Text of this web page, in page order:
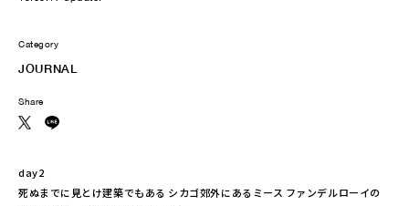
Category
JOURNAL
Share
day2
死ぬまでに見とけ建築でもある シカゴ郊外にあるミース ファンデルローイの